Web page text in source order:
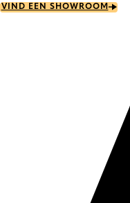
Skip
VIND EEN SHOWROOM